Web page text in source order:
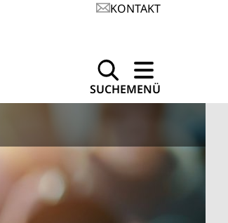
KONTAKT
SUCHEMENÜ